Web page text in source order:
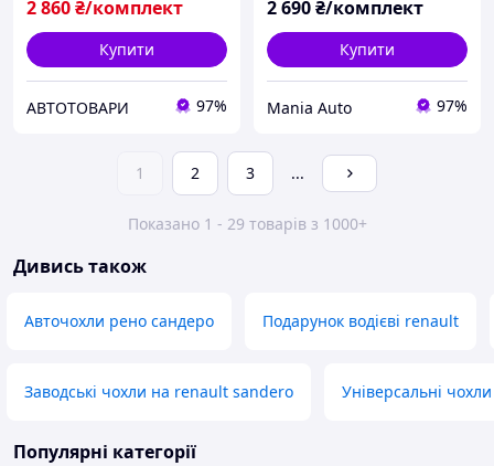
2 860₴/комплект
Купити
АВТОТОВАРИ 97%
2 690₴/комплект
Купити
Mania Auto 97%
1 2 3 ...
Показано 1 - 29 товарів з 1000+
Дивись також
Авточохли рено сандеро Подарунок водієві renault
Заводські чохли на renault sandero Універсальні чохли
Популярні категорії